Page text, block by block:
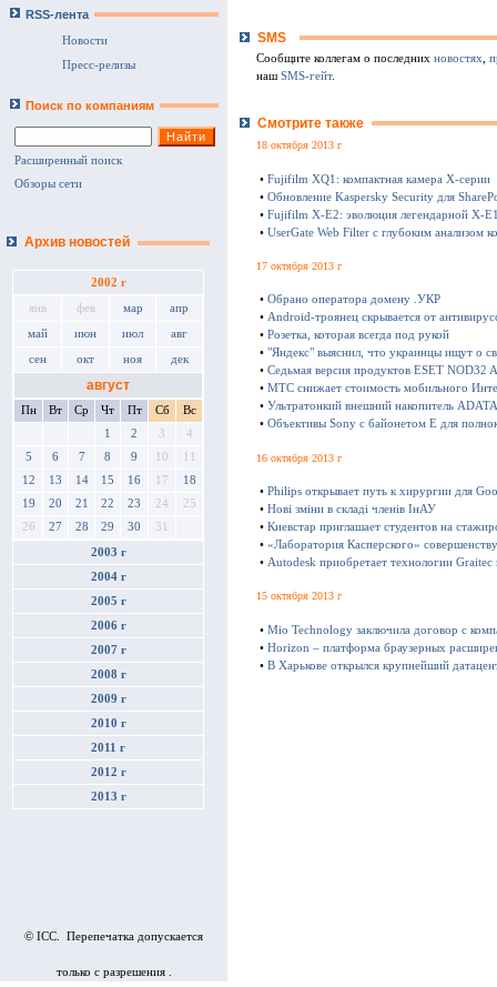
RSS-лента
Новости
Пресс-релизы
Поиск по компаниям
Расширенный поиск
Обзоры сети
Архив новостей
2002 г
янв фев мар апр
май июн июл авг
сен окт ноя дек
август
Пн Вт Ср Чт Пт Сб
Вс
1
2 3
4
5
6 7 8 9 10
11
12
13 14 15 16 17
18
19
20 21 22 23 24
25
26
27 28 29 30 31
2003 г
2004 г
2005 г
2006 г
2007 г
2008 г
2009 г
2010 г
2011 г
2012 г
2013 г
© ICC. Перепечатка допускается
только с разрешения .
SMS
Сообщите коллегам о последних новостях
наш SMS-гейт.
Смотрите также
18 октября 2013 г
• Fujifilm XQ1: компактная камера Х-серии
• Обновление Kaspersky Security для
• Fujifilm X-E2: эволюция легендарной X-
• UserGate Web Filter с глубоким анализом
17 октября 2013 г
• Обрано оператора домену .УКР
• Android-троянец скрывается от
• Розетка, которая всегда под рукой
• "Яндекс" выяснил, что украинцы ищут о
• Седьмая версия продуктов ESET NOD32
• МТС снижает стоимость мобильного
• Ультратонкий внешний накопитель
• Объективы Sony с байонетом E для
16 октября 2013 г
• Philips открывает путь к хирургии для
• Нові зміни в складі членів ІнАУ
• Киевстар приглашает студентов на
• «Лаборатория Касперского»
• Autodesk приобретает технологии
15 октября 2013 г
• Mio Technology заключила договор с
• Horizon – платформа браузерных
• В Харькове открылся крупнейший